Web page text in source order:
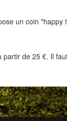
un coin
de 25 €. Il